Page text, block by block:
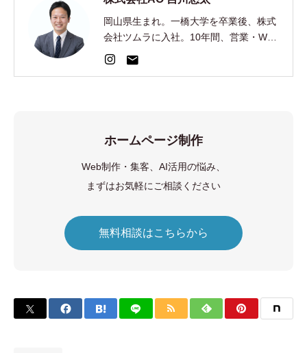
岡山県生まれ。一橋大学を卒業後、株式
会社ツムラに入社。10年間、営業・Web
集客・AI開発を経験。2024年、EC制
作・集客の株式会社AOを創業。
ホームページ制作
Web制作・集客、AI活用の悩み、
まずはお気軽にご相談ください
無料相談はこちらから